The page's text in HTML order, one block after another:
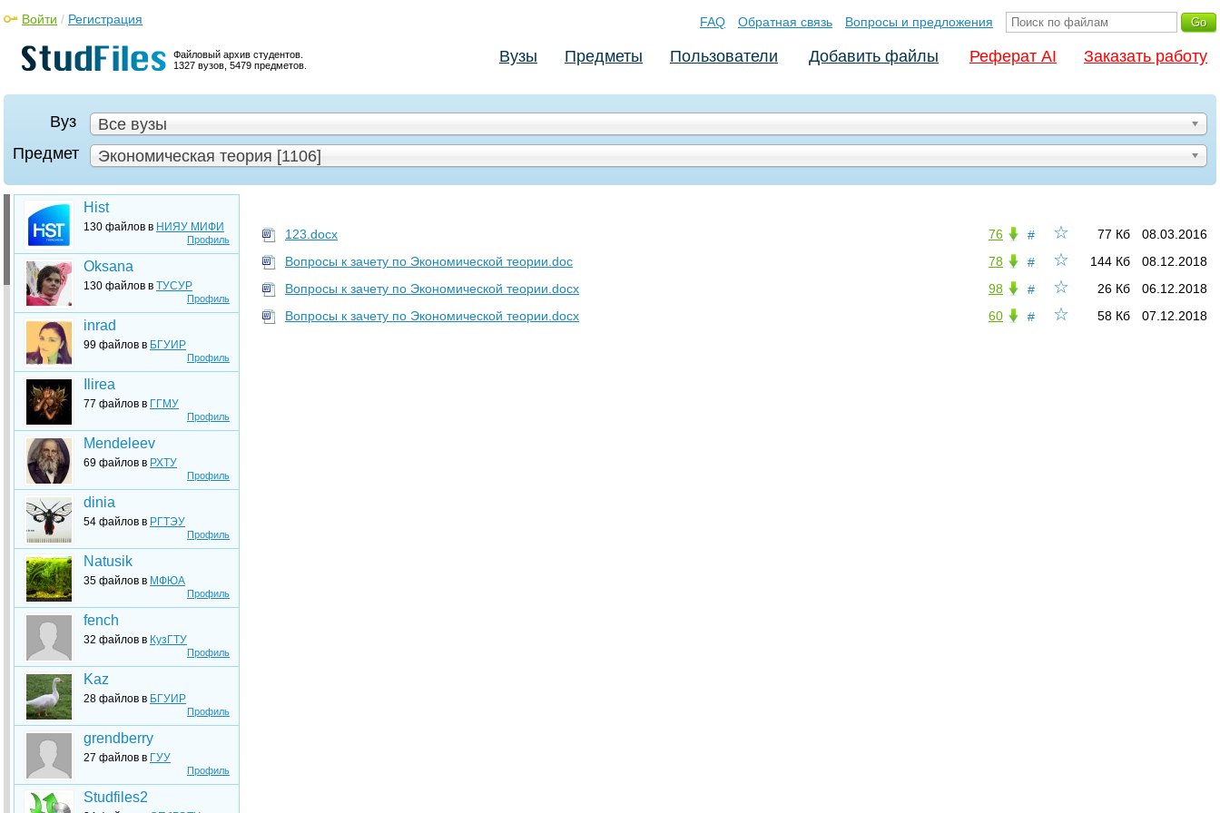
Файловый архив студентов.
1327 вузов, 5479 предметов.
Войти / Регистрация FAQ Обратная связь Вопросы и предложения
Вузы Предметы Пользователи Добавить файлы Реферат AI Заказать работу
Вуз
Все вузы
Предмет
Экономическая теория [1106]
Профиль
Hist
130 файлов в НИЯУ МИФИ
Профиль
Oksana
130 файлов в ТУСУР
Профиль
inrad
99 файлов в БГУИР
Профиль
Ilirea
77 файлов в ГГМУ
Профиль
Mendeleev
69 файлов в РХТУ
Профиль
dinia
54 файлов в РГТЭУ
Профиль
Natusik
35 файлов в МФЮА
Профиль
fench
32 файлов в КузГТУ
Профиль
Kaz
28 файлов в БГУИР
Профиль
grendberry
27 файлов в ГУУ
Studfiles2
☆
# 08.03.2016
77 Кб
76
123.docx
☆
# 08.12.2018
144 Кб
78
Вопросы к зачету по Экономической теории.doc
☆
# 06.12.2018
26 Кб
98
Вопросы к зачету по Экономической теории.docx
☆
# 07.12.2018
58 Кб
60
Вопросы к зачету по Экономической теории.docx